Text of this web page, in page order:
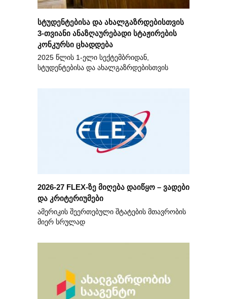
სტუდენტებისა და ახალგაზრდებისთვის
3-თვიანი ანაზღაურებადი სტაჟირების
კონკურსი ცხადდება
2025 წლის 1-ელი სექტემბრიდან,
სტუდენტებისა და ახალგაზრდებისთვის
2026-27 FLEX-ზე მიღება დაიწყო – ვადები
და კრიტერიუმები
ამერიკის შეერთებული შტატების მთავრობის
მიერ სრულად